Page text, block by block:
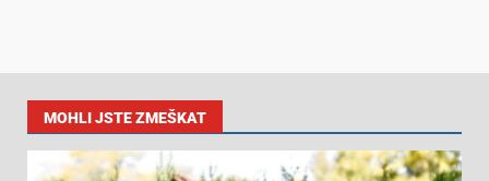
MOHLI JSTE ZMEŠKAT